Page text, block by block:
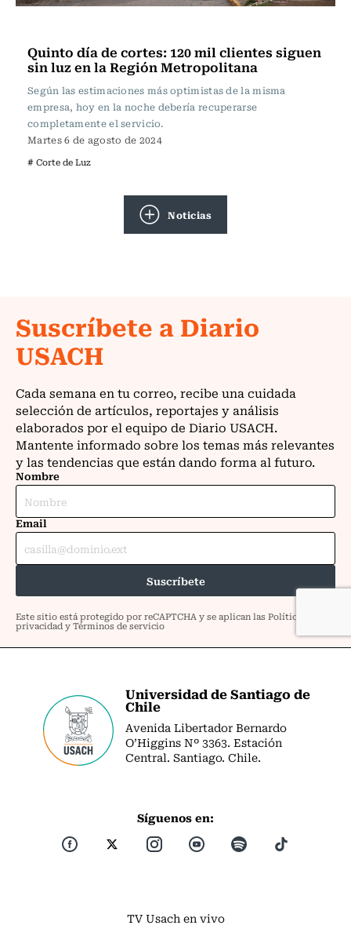
Quinto día de cortes: 120 mil clientes siguen
sin luz en la Región Metropolitana
Según las estimaciones más optimistas de la misma
empresa, hoy en la noche debería recuperarse
completamente el servicio.
Martes 6 de agosto de 2024
# Corte de Luz
Noticias
Universidad de Santiago de
Chile
Avenida Libertador Bernardo
O’Higgins Nº 3363. Estación
Central. Santiago. Chile.
Síguenos en:
TV Usach en vivo